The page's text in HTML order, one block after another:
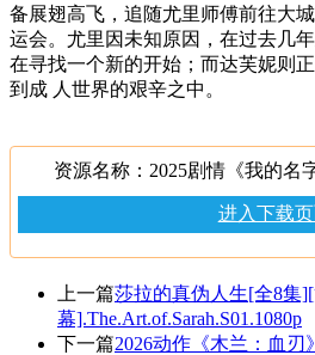
备展翅高飞，追随尤里师傅前往大
运会。尤里因未知原因，在过去几
在寻找一个新的开始；而达芙妮则
到成 人世界的艰辛之中。
资源名称：2025剧情《我的名
进入下载
上一篇莎拉的真伪人生[全8集
幕].The.Art.of.Sarah.S01.1080p
下一篇2026动作《木兰：血